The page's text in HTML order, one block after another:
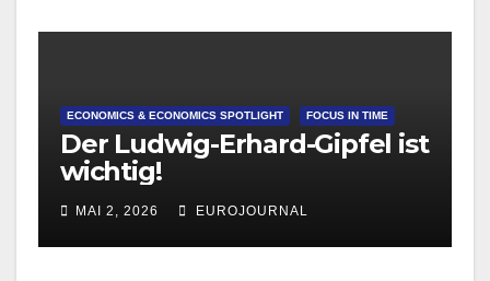
ECONOMICS & ECONOMICS SPOTLIGHT FOCUS IN TIME
Der Ludwig-Erhard-Gipfel ist
wichtig!
MAI 2, 2026 EUROJOURNAL